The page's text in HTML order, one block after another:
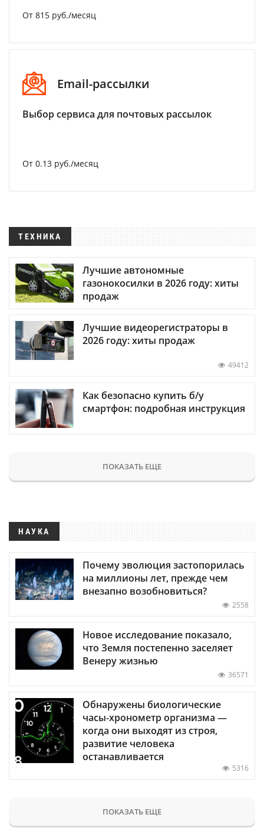
От 815 руб./месяц
Email-рассылки
Выбор сервиса для почтовых рассылок
От 0.13 руб./месяц
ТЕХНИКА
Лучшие автономные
газонокосилки в 2026 году: хиты
продаж
Лучшие видеорегистраторы в
2026 году: хиты продаж
49412
Как безопасно купить б/у
смартфон: подробная инструкция
ПОКАЗАТЬ ЕЩЕ
НАУКА
Почему эволюция застопорилась
на миллионы лет, прежде чем
внезапно возобновиться?
2558
Новое исследование показало,
что Земля постепенно заселяет
Венеру жизнью
36571
Обнаружены биологические
часы-хронометр организма —
когда они выходят из строя,
развитие человека
останавливается
5316
ПОКАЗАТЬ ЕЩЕ